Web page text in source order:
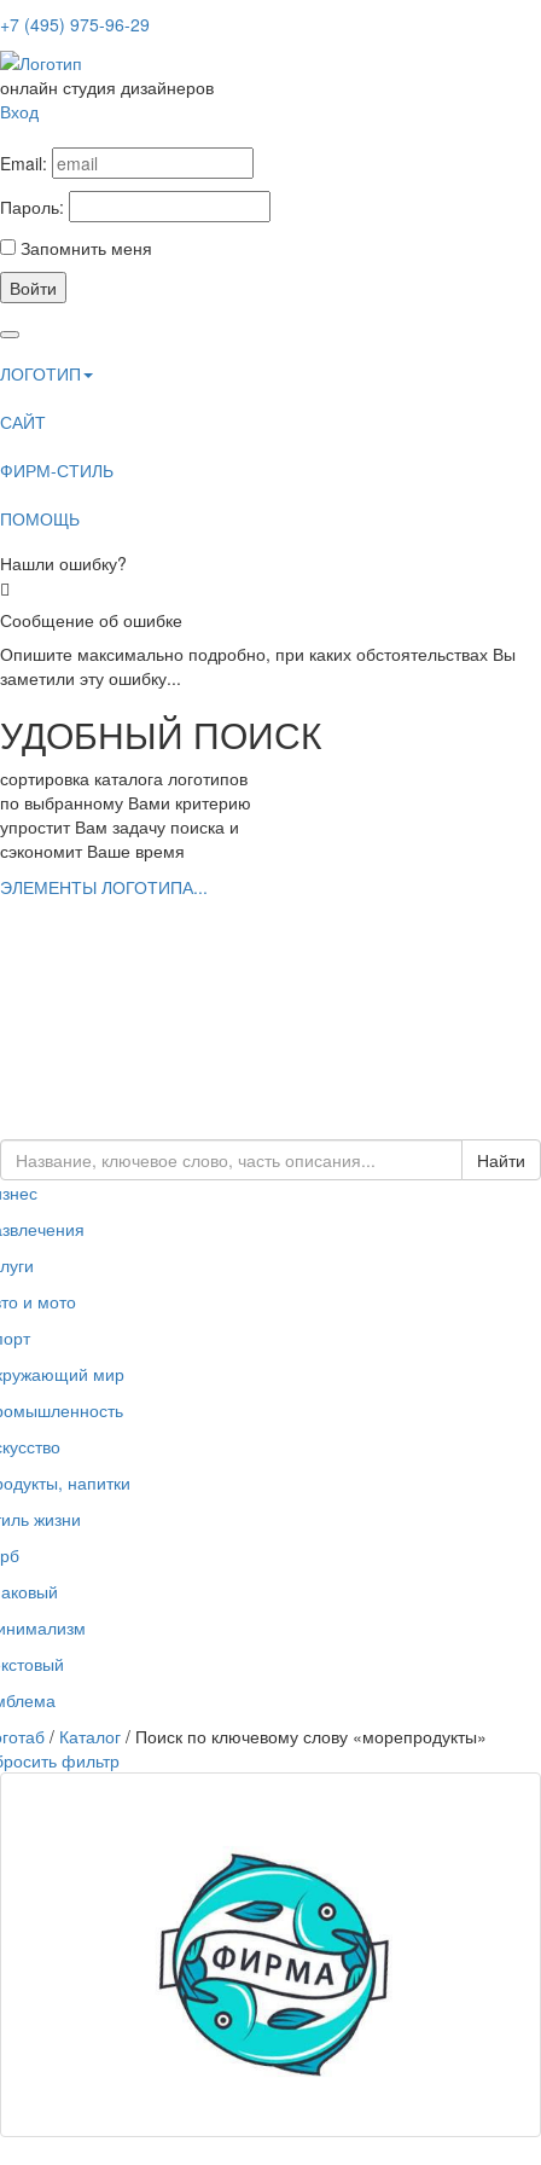
+7 (495) 975-96-29
онлайн студия дизайнеров
Вход
Email:
Пароль:
Запомнить меня
Войти
ЛОГОТИП
САЙТ
ФИРМ-СТИЛЬ
ПОМОЩЬ
Нашли ошибку?
Сообщение об ошибке
Опишите максимально подробно, при каких обстоятельствах Вы
заметили эту ошибку...
УДОБНЫЙ ПОИСК
сортировка каталога логотипов
по выбранному Вами критерию
упростит Вам задачу поиска и
сэкономит Ваше время
ЭЛЕМЕНТЫ ЛОГОТИПА...
и мото
мир
напитки
жизни
/ Каталог / Поиск по ключевому слову «морепродукты»
фильтр